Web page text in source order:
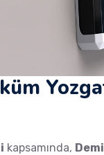
kapsamında,